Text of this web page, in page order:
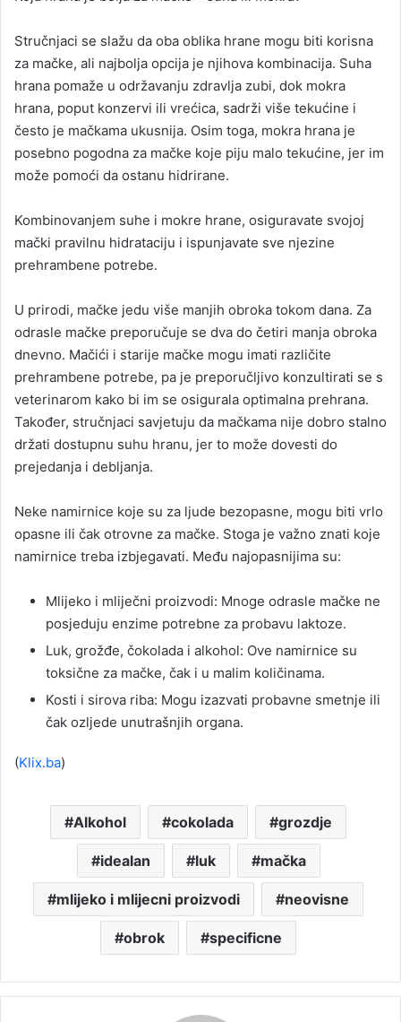
Stručnjaci se slažu da oba oblika hrane mogu biti korisna
za mačke, ali najbolja opcija je njihova kombinacija. Suha
hrana pomaže u održavanju zdravlja zubi, dok mokra
hrana, poput konzervi ili vrećica, sadrži više tekućine i
često je mačkama ukusnija. Osim toga, mokra hrana je
posebno pogodna za mačke koje piju malo tekućine, jer im
može pomoći da ostanu hidrirane.
Kombinovanjem suhe i mokre hrane, osiguravate svojoj
mački pravilnu hidrataciju i ispunjavate sve njezine
prehrambene potrebe.
U prirodi, mačke jedu više manjih obroka tokom dana. Za
odrasle mačke preporučuje se dva do četiri manja obroka
dnevno. Mačići i starije mačke mogu imati različite
prehrambene potrebe, pa je preporučljivo konzultirati se s
veterinarom kako bi im se osigurala optimalna prehrana.
Također, stručnjaci savjetuju da mačkama nije dobro stalno
držati dostupnu suhu hranu, jer to može dovesti do
prejedanja i debljanja.
Neke namirnice koje su za ljude bezopasne, mogu biti vrlo
opasne ili čak otrovne za mačke. Stoga je važno znati koje
namirnice treba izbjegavati. Među najopasnijima su:
Mlijeko i mliječni proizvodi: Mnoge odrasle mačke ne
posjeduju enzime potrebne za probavu laktoze.
Luk, grožđe, čokolada i alkohol: Ove namirnice su
toksične za mačke, čak i u malim količinama.
Kosti i sirova riba: Mogu izazvati probavne smetnje ili
čak ozljede unutrašnjih organa.
(Klix.ba)
Alkohol cokolada grozdje
idealan luk mačka
mlijeko i mlijecni proizvodi neovisne
obrok specificne